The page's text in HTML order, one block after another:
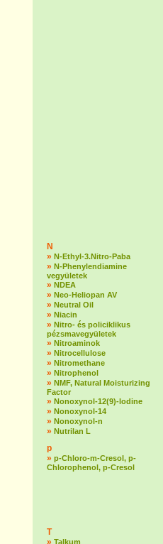
N
» N-Ethyl-3.Nitro-Paba
» N-Phenylendiamine
vegyületek
» NDEA
» Neo-Heliopan AV
» Neutral Oil
» Niacin
» Nitro- és policiklikus
pézsmavegyületek
» Nitroaminok
» Nitrocellulose
» Nitromethane
» Nitrophenol
» NMF, Natural Moisturizing
Factor
» Nonoxynol-12(9)-lodine
» Nonoxynol-14
» Nonoxynol-n
» Nutrilan L
p
» p-Chloro-m-Cresol, p-
Chlorophenol, p-Cresol
T
» Talkum